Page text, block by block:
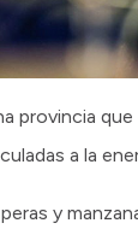
provincia
a la
y